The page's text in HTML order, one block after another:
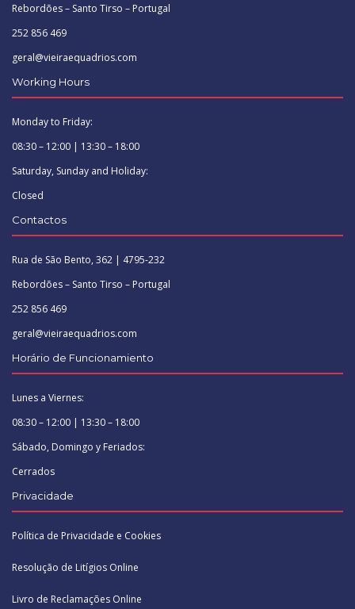
Rebordões – Santo Tirso – Portugal
252 856 469
geral@vieiraequadrios.com
Working Hours
Monday to Friday:
08:30 – 12:00 | 13:30 – 18:00
Saturday, Sunday and Holiday:
Closed
Contactos
Rua de São Bento, 362 | 4795-232
Rebordões – Santo Tirso – Portugal
252 856 469
geral@vieiraequadrios.com
Horário de Funcionamiento
Lunes a Viernes:
08:30 – 12:00 | 13:30 – 18:00
Sábado, Domingo y Feriados:
Cerrados
Privacidade
Política de Privacidade e Cookies
Resolução de Litígios Online
Livro de Reclamações Online